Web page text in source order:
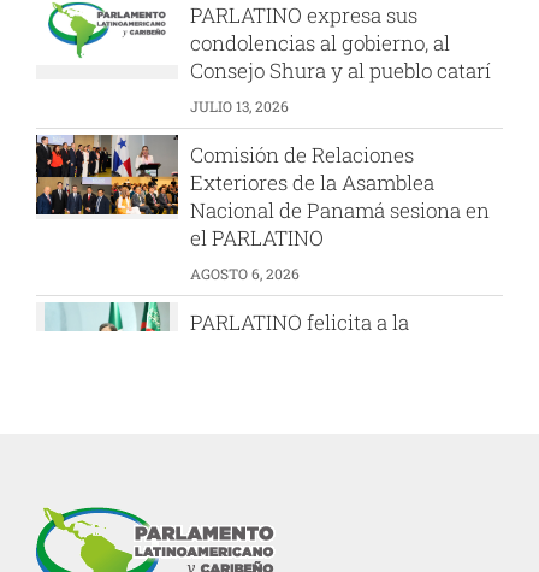
PARLATINO expresa sus
condolencias al gobierno, al
Consejo Shura y al pueblo catarí
JULIO 13, 2026
Comisión de Relaciones
Exteriores de la Asamblea
Nacional de Panamá sesiona en
el PARLATINO
AGOSTO 6, 2026
PARLATINO felicita a la
JULIO 29, 2026